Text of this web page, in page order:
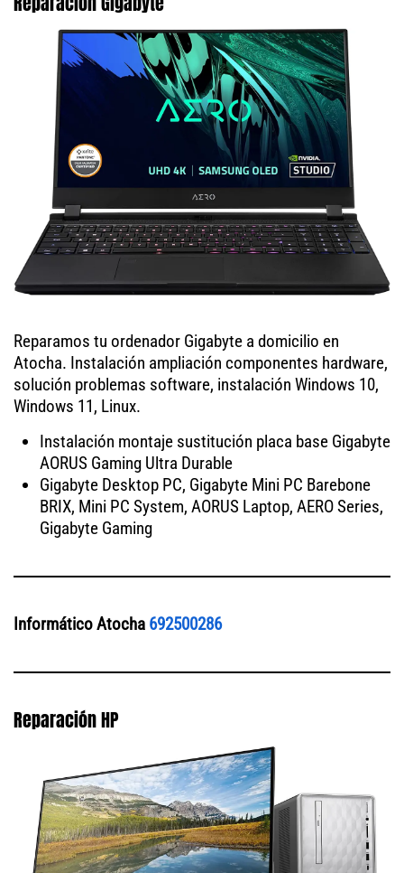
Reparamos tu ordenador Gigabyte a domicilio en
Atocha. Instalación ampliación componentes hardware,
solución problemas software, instalación Windows 10,
Windows 11, Linux.
Instalación montaje sustitución placa base Gigabyte
AORUS Gaming Ultra Durable
Gigabyte Desktop PC, Gigabyte Mini PC Barebone
BRIX, Mini PC System, AORUS Laptop, AERO Series,
Gigabyte Gaming
Informático Atocha 692500286
Reparación HP